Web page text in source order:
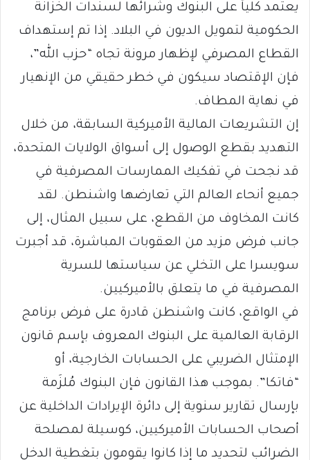
يعتمد كلياً على البنوك وشرائها لسندات الخزانة
الحكومية لتمويل الديون في البلاد. إذا تم إستهداف
القطاع المصرفي لإظهار مرونة تجاه “حزب الله”،
فإن الإقتصاد سيكون في خطر حقيقي من الإنهيار
في نهاية المطاف.
إن التشريعات المالية الأميركية السابقة، من خلال
التهديد بقطع الوصول إلى أسواق الولايات المتحدة،
قد نجحت في تفكيك الممارسات المصرفية في
جميع أنحاء العالم التي تعارضها واشنطن. لقد
كانت المخاوف من القطع، على سبيل المثال، إلى
جانب فرض مزيد من العقوبات المباشرة، قد أجبرت
سويسرا على التخلي عن سياستها للسرية
المصرفية في ما يتعلق بالأميركيين.
في الواقع، كانت واشنطن قادرة على فرض برنامج
الرقابة العالمية على البنوك المعروف بإسم قانون
الإمتثال الضريبي على الحسابات الخارجية، أو
“فاتكا”. بموجب هذا القانون فإن البنوك مُلزَمة
بإرسال تقارير سنوية إلى دائرة الإيرادات الداخلية عن
أصحاب الحسابات الأميركيين، كوسيلة لمصلحة
الضرائب لتحديد ما إذا كانوا يقومون بتغطية الدخل